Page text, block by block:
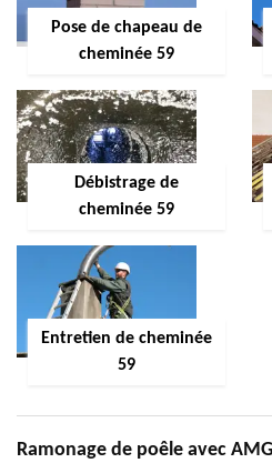
Pose de chapeau de
cheminée 59
Débistrage de
cheminée 59
Entretien de cheminée
59
Ramonage de poêle avec